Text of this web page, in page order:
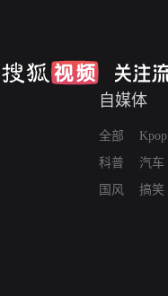
自媒体
全部
科普
国风
Kpop
汽车
搞笑